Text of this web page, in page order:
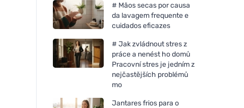
# Mãos secas por causa
da lavagem frequente e
cuidados eficazes
# Jak zvládnout stres z
práce a nenést ho domů
Pracovní stres je jedním z
nejčastějších problémů
mo
Jantares frios para o